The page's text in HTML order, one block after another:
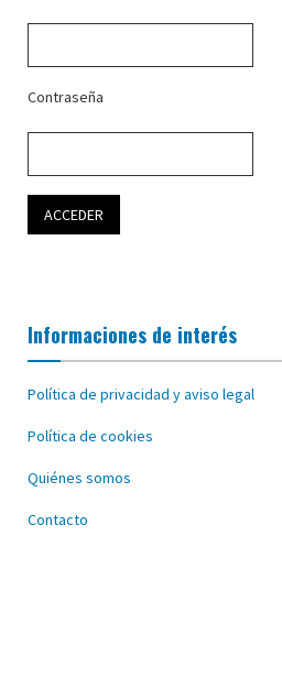
Contraseña
Informaciones de interés
Política de privacidad y aviso legal
Política de cookies
Quiénes somos
Contacto